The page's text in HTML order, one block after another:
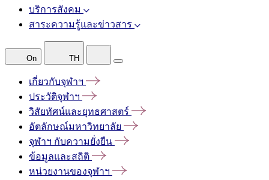
บริการสังคม
สาระความรู้และข่าวสาร
On TH
เกี่ยวกับจุฬาฯ
ประวัติจุฬาฯ
วิสัยทัศน์และยุทธศาสตร์
อัตลักษณ์มหาวิทยาลัย
จุฬาฯ กับความยั่งยืน
ข้อมูลและสถิติ
หน่วยงานของจุฬาฯ